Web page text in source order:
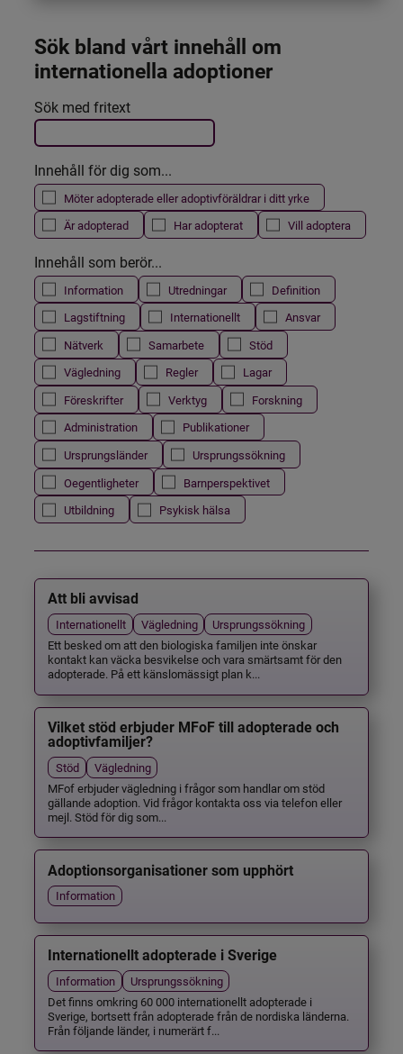
Sök bland vårt innehåll om
internationella adoptioner
Filtrera resultatet
Det här formuläret postas automatiskt
Sök med fritext
Innehåll för dig som...
Möter adopterade eller adoptivföräldrar i ditt yrke
Är adopterad
Har adopterat Vill adoptera
Innehåll som berör...
Information Utredningar
Definition
Lagstiftning
Internationellt
Ansvar
Nätverk
Samarbete
Stöd
Vägledning
Regler
Lagar
Föreskrifter
Verktyg
Forskning
Administration
Publikationer
Ursprungsländer
Ursprungssökning
Oegentligheter
Barnperspektivet
Utbildning
Psykisk hälsa
Att bli avvisad
Internationellt Vägledning
Ursprungssökning
Ett besked om att den biologiska familjen inte önskar
kontakt kan väcka besvikelse och vara smärtsamt för den
adopterade. På ett känslomässigt plan k...
Vilket stöd erbjuder MFoF till adopterade och
adoptivfamiljer?
Stöd
Vägledning
MFof erbjuder vägledning i frågor som handlar om stöd
gällande adoption. Vid frågor kontakta oss via telefon eller
mejl. Stöd för dig som...
Adoptionsorganisationer som upphört
Information
Internationellt adopterade i Sverige
Information
Ursprungssökning
Det finns omkring 60 000 internationellt adopterade i
Sverige, bortsett från adopterade från de nordiska länderna.
Från följande länder, i numerärt f...